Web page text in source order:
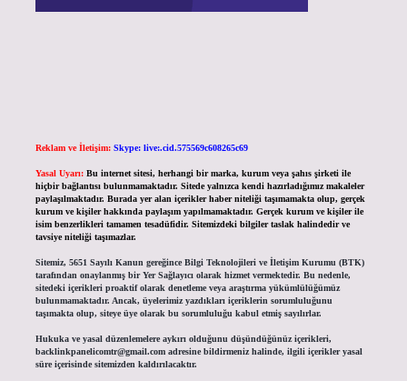
Reklam ve İletişim: Skype: live:.cid.575569c608265c69
Yasal Uyarı: Bu internet sitesi, herhangi bir marka, kurum veya şahıs şirketi ile
hiçbir bağlantısı bulunmamaktadır. Sitede yalnızca kendi hazırladığımız makaleler
paylaşılmaktadır. Burada yer alan içerikler haber niteliği taşımamakta olup, gerçek
kurum ve kişiler hakkında paylaşım yapılmamaktadır. Gerçek kurum ve kişiler ile
isim benzerlikleri tamamen tesadüfidir. Sitemizdeki bilgiler taslak halindedir ve
tavsiye niteliği taşımazlar.
Sitemiz, 5651 Sayılı Kanun gereğince Bilgi Teknolojileri ve İletişim Kurumu (BTK)
tarafından onaylanmış bir Yer Sağlayıcı olarak hizmet vermektedir. Bu nedenle,
sitedeki içerikleri proaktif olarak denetleme veya araştırma yükümlülüğümüz
bulunmamaktadır. Ancak, üyelerimiz yazdıkları içeriklerin sorumluluğunu
taşımakta olup, siteye üye olarak bu sorumluluğu kabul etmiş sayılırlar.
Hukuka ve yasal düzenlemelere aykırı olduğunu düşündüğünüz içerikleri,
backlinkpanelicomtr@gmail.comadresine bildirmeniz halinde, ilgili içerikler yasal
süre içerisinde sitemizden kaldırılacaktır.